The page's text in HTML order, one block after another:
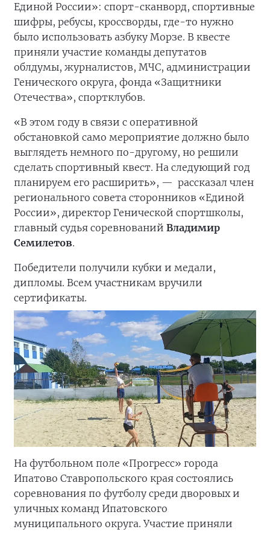
Единой России»: спорт-сканворд, спортивные
шифры, ребусы, кроссворды, где-то нужно
было использовать азбуку Морзе. В квесте
приняли участие команды депутатов
облдумы, журналистов, МЧС, администрации
Генического округа, фонда «Защитники
Отечества», спортклубов.
«В этом году в связи с оперативной
обстановкой само мероприятие должно было
выглядеть немного по-другому, но решили
сделать спортивный квест. На следующий год
планируем его расширить», — рассказал член
регионального совета сторонников «Единой
России», директор Генической спортшколы,
главный судья соревнований Владимир
Семилетов.
Победители получили кубки и медали,
дипломы. Всем участникам вручили
сертификаты.
На футбольном поле «Прогресс» города
Ипатово Ставропольского края состоялись
соревнования по футболу среди дворовых и
уличных команд Ипатовского
муниципального округа. Участие приняли